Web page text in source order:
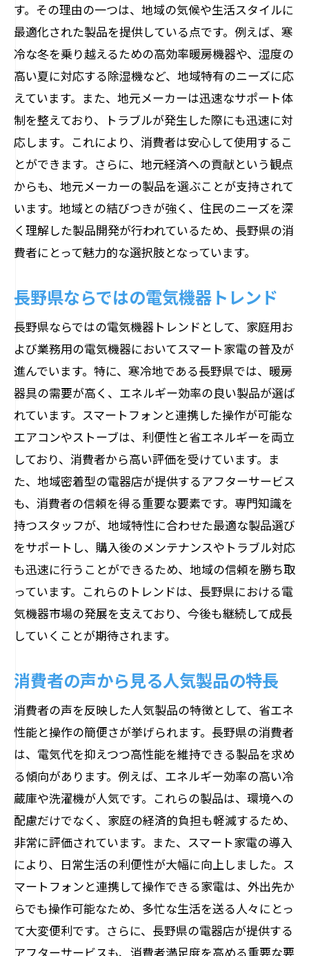
す。その理由の一つは、地域の気候や生活スタイルに
最適化された製品を提供している点です。例えば、寒
冷な冬を乗り越えるための高効率暖房機器や、湿度の
高い夏に対応する除湿機など、地域特有のニーズに応
えています。また、地元メーカーは迅速なサポート体
制を整えており、トラブルが発生した際にも迅速に対
応します。これにより、消費者は安心して使用するこ
とができます。さらに、地元経済への貢献という観点
からも、地元メーカーの製品を選ぶことが支持されて
います。地域との結びつきが強く、住民のニーズを深
く理解した製品開発が行われているため、長野県の消
費者にとって魅力的な選択肢となっています。
長野県ならではの電気機器トレンド
長野県ならではの電気機器トレンドとして、家庭用お
よび業務用の電気機器においてスマート家電の普及が
進んでいます。特に、寒冷地である長野県では、暖房
器具の需要が高く、エネルギー効率の良い製品が選ば
れています。スマートフォンと連携した操作が可能な
エアコンやストーブは、利便性と省エネルギーを両立
しており、消費者から高い評価を受けています。ま
た、地域密着型の電器店が提供するアフターサービス
も、消費者の信頼を得る重要な要素です。専門知識を
持つスタッフが、地域特性に合わせた最適な製品選び
をサポートし、購入後のメンテナンスやトラブル対応
も迅速に行うことができるため、地域の信頼を勝ち取
っています。これらのトレンドは、長野県における電
気機器市場の発展を支えており、今後も継続して成長
していくことが期待されます。
消費者の声から見る人気製品の特長
消費者の声を反映した人気製品の特徴として、省エネ
性能と操作の簡便さが挙げられます。長野県の消費者
は、電気代を抑えつつ高性能を維持できる製品を求め
る傾向があります。例えば、エネルギー効率の高い冷
蔵庫や洗濯機が人気です。これらの製品は、環境への
配慮だけでなく、家庭の経済的負担も軽減するため、
非常に評価されています。また、スマート家電の導入
により、日常生活の利便性が大幅に向上しました。ス
マートフォンと連携して操作できる家電は、外出先か
らでも操作可能なため、多忙な生活を送る人々にとっ
て大変便利です。さらに、長野県の電器店が提供する
アフターサービスも、消費者満足度を高める重要な要